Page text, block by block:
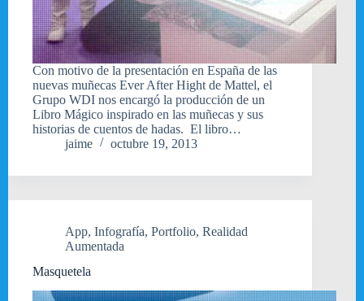
Con motivo de la presentación en España de las
nuevas muñecas Ever After Hight de Mattel, el
Grupo WDI nos encargó la producción de un
Libro Mágico inspirado en las muñecas y sus
historias de cuentos de hadas. El libro…
jaime
octubre 19, 2013
App, Infografía, Portfolio, Realidad
Aumentada
Masquetela